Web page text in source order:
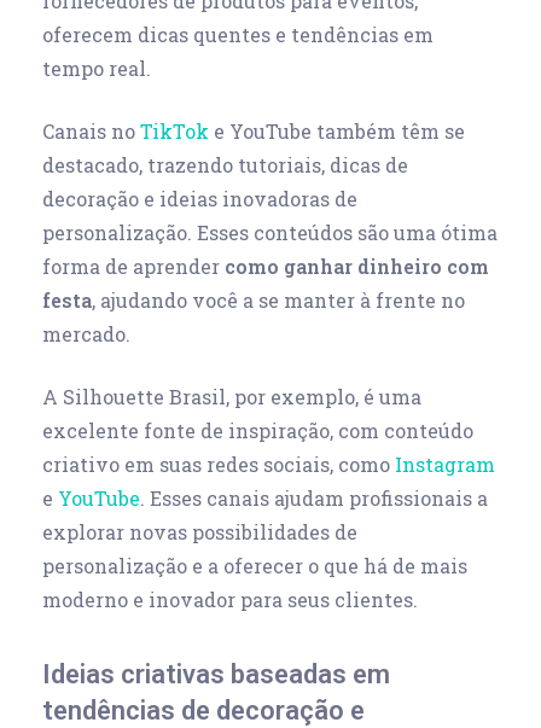
oferecem dicas quentes e tendências em
tempo real.
Canais noTikTok e YouTube também têm se
destacado, trazendo tutoriais, dicas de
decoração e ideias inovadoras de
personalização. Esses conteúdos são uma ótima
forma de aprender como ganhar dinheiro com
festa, ajudando você a se manter à frente no
mercado.
A Silhouette Brasil, por exemplo, é uma
excelente fonte de inspiração, com conteúdo
criativo em suas redes sociais, como Instagram
e YouTube. Esses canais ajudam profissionais a
explorar novas possibilidades de
personalização e a oferecer o que há de mais
moderno e inovador para seus clientes.
Ideias criativas baseadas em
tendências de decoração e